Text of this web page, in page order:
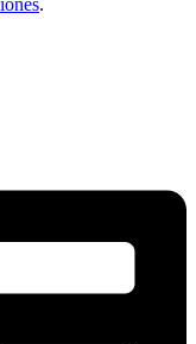
.